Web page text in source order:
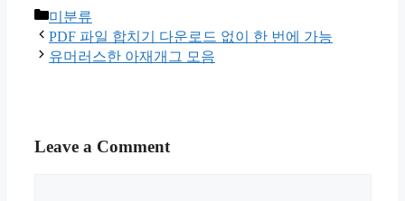
Categories
미분류
PDF 파일 합치기 다운로드 없이 한 번에 가능
유머러스한 아재개그 모음
Leave a Comment